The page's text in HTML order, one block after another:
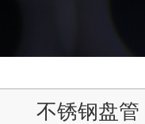
不锈钢盘管